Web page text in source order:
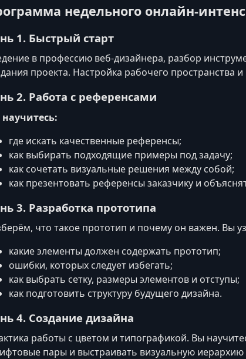
недельного
1. Быстрый старт
в профессию веб‑дизайнера, разбор
проекта. Настройка рабочего пространства
2. Работа с референсами
где искать качественные референсы;
как выбирать подходящие примеры под задачу;
как сочетать визуальные решения между собой;
как презентовать референсы заказчику и
3. Разработка прототипа
что такое прототип и почему он важен. Вы
какие элементы должен содержать прототип;
ошибки, которых следует избегать;
как выбрать сетку, размеры элементов и отступы;
как подготовить структуру будущего дизайна.
4. Создание дизайна
работы с цветом и типографикой. Вы
пары и выстраивать визуальную иерархию